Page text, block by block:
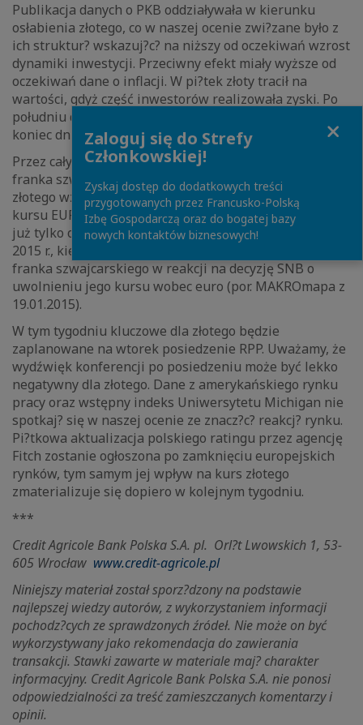
Publikacja danych o PKB oddziaływała w kierunku
osłabienia złotego, co w naszej ocenie zwi?zane było z
ich struktur? wskazuj?c? na niższy od oczekiwań wzrost
dynamiki inwestycji. Przeciwny efekt miały wyższe od
oczekiwań dane o inflacji. W pi?tek złoty tracił na
wartości, gdyż część inwestorów realizowała zyski. Po
południu doszło do przejściowej korekty, jednak pod
koniec dnia złoty kontynuował deprecjację.
Przez cały ubiegły tydzień złoty zyskiwał względem
franka szwajcarskiego. Wynikało to z umocnienia
złotego względem euro przy jednoczesnym wzroście
kursu EURCHF. Tym samym kurs CHFPLN znajduje się
już tylko o 1,1% powyżej poziomu sprzed 15 stycznia
2015 r., kiedy to doszło do znacz?cego umocnienia
franka szwajcarskiego w reakcji na decyzję SNB o
uwolnieniu jego kursu wobec euro (por. MAKROmapa z
19.01.2015).
W tym tygodniu kluczowe dla złotego będzie
zaplanowane na wtorek posiedzenie RPP. Uważamy, że
wydźwięk konferencji po posiedzeniu może być lekko
negatywny dla złotego. Dane z amerykańskiego rynku
pracy oraz wstępny indeks Uniwersytetu Michigan nie
spotkaj? się w naszej ocenie ze znacz?c? reakcj? rynku.
Pi?tkowa aktualizacja polskiego ratingu przez agencję
Fitch zostanie ogłoszona po zamknięciu europejskich
rynków, tym samym jej wpływ na kurs złotego
zmaterializuje się dopiero w kolejnym tygodniu.
***
Credit Agricole Bank Polska S.A. pl. Orl?t Lwowskich 1, 53-
605 Wrocław www.credit-agricole.pl
Niniejszy materiał został sporz?dzony na podstawie
najlepszej wiedzy autorów, z wykorzystaniem informacji
pochodz?cych ze sprawdzonych źródeł. Nie może on być
wykorzystywany jako rekomendacja do zawierania
transakcji. Stawki zawarte w materiale maj? charakter
informacyjny. Credit Agricole Bank Polska S.A. nie ponosi
odpowiedzialności za treść zamieszczanych komentarzy i
opinii.
Zaloguj się do Strefy
Członkowskiej!
Zyskaj dostęp do dodatkowych treści
przygotowanych przez Francusko-Polską
Izbę Gospodarczą oraz do bogatej bazy
nowych kontaktów biznesowych!